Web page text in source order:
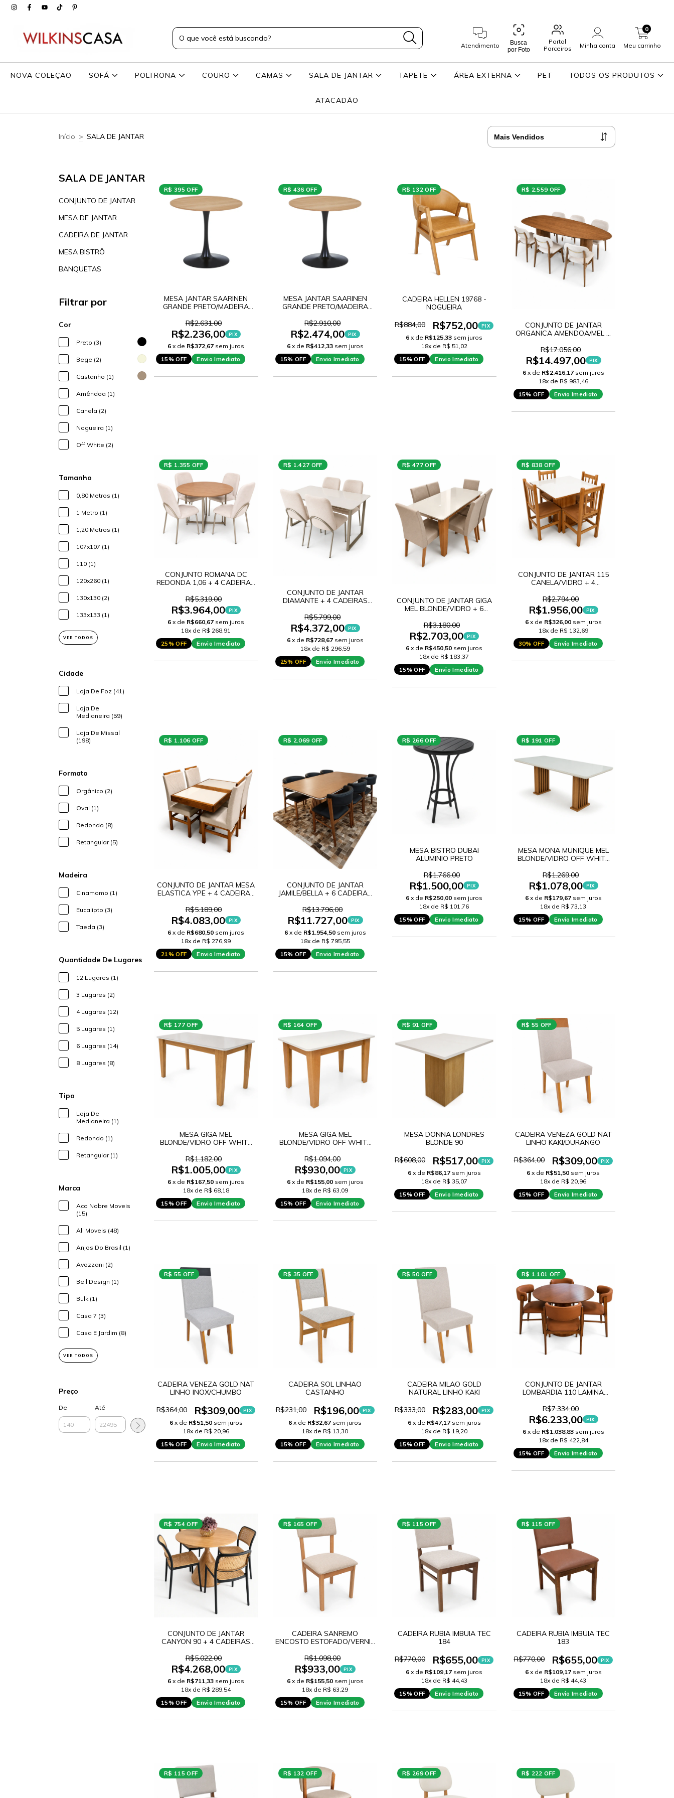
Atendimento
Busca
por Foto
Portal
Parceiros
Minha conta Meu carrinho
0
NOVA COLEÇÃO SOFÁ POLTRONA COURO CAMAS SALA DE JANTAR TAPETE ÁREA EXTERNA PET TODOS OS PRODUTOS
ATACADÃO
Início > SALA DE JANTAR
SALA DE JANTAR
CONJUNTO DE JANTAR
MESA DE JANTAR
CADEIRA DE JANTAR
MESA BISTRÔ
BANQUETAS
Filtrar por
Cor
Preto (3)
Bege (2)
Castanho (1)
Amêndoa (1)
Canela (2)
Nogueira (1)
Off White (2)
Tamanho
0,80 Metros (1)
1 Metro (1)
1,20 Metros (1)
107x107 (1)
110 (1)
120x260 (1)
130x130 (2)
133x133 (1)
VER TODOS
Cidade
Loja De Foz (41)
Loja De
Medianeira (59)
Loja De Missal
(198)
Formato
Orgânico (2)
Oval (1)
Redondo (8)
Retangular (5)
Madeira
Cinamomo (1)
Eucalipto (3)
Taeda (3)
Quantidade De Lugares
12 Lugares (1)
3 Lugares (2)
4 Lugares (12)
5 Lugares (1)
6 Lugares (14)
8 Lugares (8)
Tipo
Loja De
Medianeira (1)
Redondo (1)
Retangular (1)
Marca
Aco Nobre Moveis
(15)
All Moveis (48)
Anjos Do Brasil (1)
Avozzani (2)
Bell Design (1)
Bulk (1)
Casa 7 (3)
Casa E Jardim (8)
VER TODOS
Preço
De Até
R$ 395 OFF
MESA JANTAR SAARINEN
GRANDE PRETO/MADEIRA
R$2.631,00
R$2.236,00 PIX
6 x de R$372,67 sem juros
15% OFF
Envio Imediato
R$ 436 OFF
MESA JANTAR SAARINEN
GRANDE PRETO/MADEIRA
R$2.910,00
R$2.474,00 PIX
6 x de R$412,33 sem juros
15% OFF
Envio Imediato
R$ 132 OFF
CADEIRA HELLEN 19768 -
NOGUEIRA
R$884,00
R$752,00 PIX
6 x de R$125,33 sem juros
18x de R$ 51,02
15% OFF
Envio Imediato
R$ 2.559 OFF
CONJUNTO DE JANTAR
ORGANICA AMENDOA/MEL +
AMENDOA
R$17.056,00
R$14.497,00 PIX
6 x de R$2.416,17 sem juros
18x de R$ 983,46
15% OFF
Envio Imediato
R$ 1.355 OFF
CONJUNTO ROMANA DC
REDONDA 1,06 + 4 CADEIRAS
R$5.319,00
R$3.964,00 PIX
6 x de R$660,67 sem juros
18x de R$ 268,91
25% OFF
Envio Imediato
R$ 1.427 OFF
CONJUNTO DE JANTAR
DIAMANTE + 4 CADEIRAS
R$5.799,00
R$4.372,00 PIX
6 x de R$728,67 sem juros
18x de R$ 296,59
25% OFF
Envio Imediato
R$ 477 OFF
CONJUNTO DE JANTAR GIGA
MEL BLONDE/VIDRO + 6
R$3.180,00
R$2.703,00 PIX
6 x de R$450,50 sem juros
18x de R$ 183,37
15% OFF
Envio Imediato
R$ 838 OFF
CONJUNTO DE JANTAR 115
CANELA/VIDRO + 4
R$2.794,00
R$1.956,00 PIX
6 x de R$326,00 sem juros
18x de R$ 132,69
30% OFF
Envio Imediato
R$ 1.106 OFF
CONJUNTO DE JANTAR MESA
ELASTICA YPE + 4 CADEIRAS
R$5.189,00
R$4.083,00 PIX
6 x de R$680,50 sem juros
18x de R$ 276,99
21% OFF
Envio Imediato
R$ 2.069 OFF
CONJUNTO DE JANTAR
JAMILE/BELLA + 6 CADEIRAS
R$13.796,00
R$11.727,00 PIX
6 x de R$1.954,50 sem juros
18x de R$ 795,55
15% OFF
Envio Imediato
R$ 266 OFF
MESA BISTRO DUBAI
ALUMINIO PRETO
R$1.766,00
R$1.500,00 PIX
6 x de R$250,00 sem juros
18x de R$ 101,76
15% OFF
Envio Imediato
R$ 191 OFF
MESA MONA MUNIQUE MEL
BLONDE/VIDRO OFF WHITE
R$1.269,00
R$1.078,00 PIX
6 x de R$179,67 sem juros
18x de R$ 73,13
15% OFF
Envio Imediato
R$ 177 OFF
MESA GIGA MEL
BLONDE/VIDRO OFF WHITE
R$1.182,00
R$1.005,00 PIX
6 x de R$167,50 sem juros
18x de R$ 68,18
15% OFF
Envio Imediato
R$ 164 OFF
MESA GIGA MEL
BLONDE/VIDRO OFF WHITE
R$1.094,00
R$930,00 PIX
6 x de R$155,00 sem juros
18x de R$ 63,09
15% OFF
Envio Imediato
R$ 91 OFF
MESA DONNA LONDRES
BLONDE 90
R$608,00
R$517,00 PIX
6 x de R$86,17 sem juros
18x de R$ 35,07
15% OFF
Envio Imediato
R$ 55 OFF
CADEIRA VENEZA GOLD NAT
LINHO KAKI/DURANGO
R$364,00
R$309,00 PIX
6 x de R$51,50 sem juros
18x de R$ 20,96
15% OFF
Envio Imediato
R$ 55 OFF
CADEIRA VENEZA GOLD NAT
LINHO INOX/CHUMBO
R$364,00
R$309,00 PIX
6 x de R$51,50 sem juros
18x de R$ 20,96
15% OFF
Envio Imediato
R$ 35 OFF
CADEIRA SOL LINHAO
CASTANHO
R$231,00
R$196,00 PIX
6 x de R$32,67 sem juros
18x de R$ 13,30
15% OFF
Envio Imediato
R$ 50 OFF
CADEIRA MILAO GOLD
NATURAL LINHO KAKI
R$333,00
R$283,00 PIX
6 x de R$47,17 sem juros
18x de R$ 19,20
15% OFF
Envio Imediato
R$ 1.101 OFF
CONJUNTO DE JANTAR
LOMBARDIA 110 LAMINA
ANA IMBUIA TEC MS186
R$7.334,00
R$6.233,00 PIX
6 x de R$1.038,83 sem juros
18x de R$ 422,84
15% OFF
Envio Imediato
R$ 754 OFF
CONJUNTO DE JANTAR
CANYON 90 + 4 CADEIRAS
R$5.022,00
R$4.268,00 PIX
6 x de R$711,33 sem juros
18x de R$ 289,54
15% OFF
Envio Imediato
R$ 165 OFF
CADEIRA SANREMO
ENCOSTO ESTOFADO/VERNIZ
R$1.098,00
R$933,00 PIX
6 x de R$155,50 sem juros
18x de R$ 63,29
15% OFF
Envio Imediato
R$ 115 OFF
CADEIRA RUBIA IMBUIA TEC
184
R$770,00
R$655,00 PIX
6 x de R$109,17 sem juros
18x de R$ 44,43
15% OFF
Envio Imediato
R$ 115 OFF
CADEIRA RUBIA IMBUIA TEC
183
R$770,00
R$655,00 PIX
6 x de R$109,17 sem juros
18x de R$ 44,43
15% OFF
Envio Imediato
R$ 115 OFF R$ 132 OFF R$ 269 OFF R$ 222 OFF